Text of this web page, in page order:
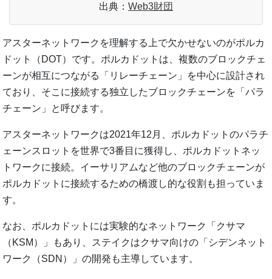
出典： Web3財団
アスターネットワークを理解する上で欠かせないのがポルカ
ドット（DOT）です。ポルカドットは、複数のブロックチェ
ーンが相互につながる「リレーチェーン」を中心に設計され
ており、そこに接続する独立したブロックチェーンを「パラ
チェーン」と呼びます。
アスターネットワークは2021年12月、ポルカドットのパラチ
ェーンスロットを世界で3番目に獲得し、ポルカドットネッ
トワークに接続。イーサリアムなど他のブロックチェーンが
ポルカドットに接続するための橋渡し的な役割も担っていま
す。
なお、ポルカドットには実験的なネットワーク「クサマ
（KSM）」もあり、ステイクはクサマ向けの「シデンネット
ワーク（SDN）」の開発も主導しています。